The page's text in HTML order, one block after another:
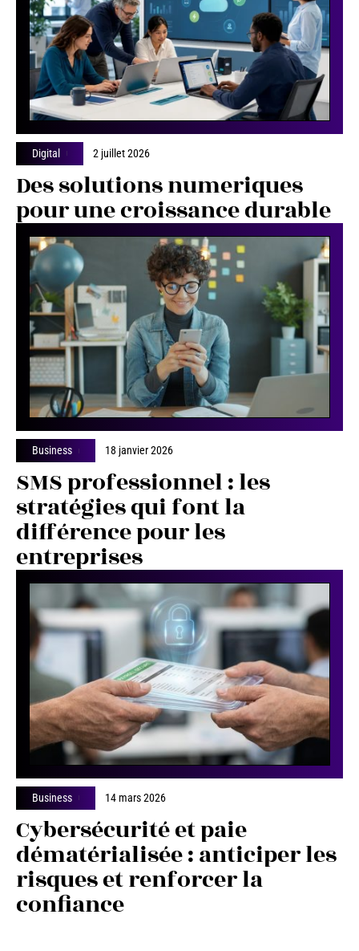
Digital 2 juillet 2026
Des solutions numeriques
pour une croissance durable
Business 18 janvier 2026
SMS professionnel : les
stratégies qui font la
différence pour les
entreprises
Business 14 mars 2026
Cybersécurité et paie
dématérialisée : anticiper les
risques et renforcer la
confiance